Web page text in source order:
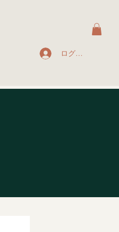
ログイン